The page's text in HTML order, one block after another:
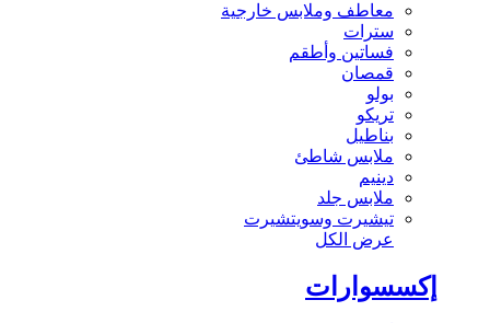
معاطف وملابس خارجية
سترات
فساتين وأطقم
قمصان
بولو
تريكو
بناطيل
ملابس شاطئ
دينيم
ملابس جلد
تيشيرت وسويتشيرت
عرض الكل
إكسسوارات